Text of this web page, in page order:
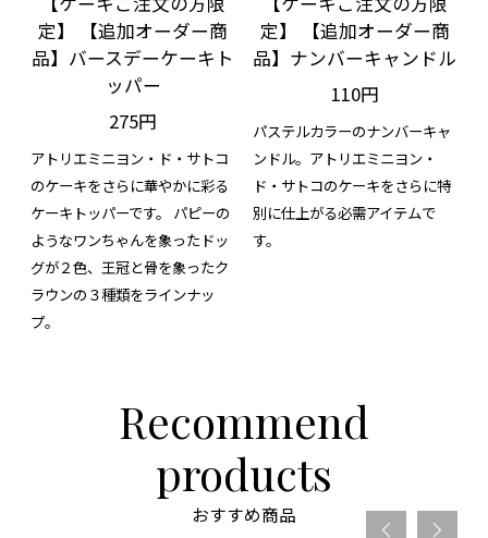
定】 【追加オーダー商
品】バースデーケーキト
ッパー
275円
アトリエミニヨン・ド・サトコ
のケーキをさらに華やかに彩る
ケーキトッパーです。 パピーの
ようなワンちゃんを象ったドッ
グが２色、王冠と骨を象ったク
ラウンの３種類をラインナッ
プ。
定】 【追加オーダー商
品】ナンバーキャンドル
110円
パステルカラーのナンバーキャ
ンドル。アトリエミニヨン・
ド・サトコのケーキをさらに特
別に仕上がる必需アイテムで
す。
Recommend
products
おすすめ商品